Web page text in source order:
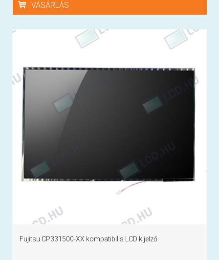
VÁSÁRLÁS
Fujitsu CP331500-XX kompatibilis LCD kijelző